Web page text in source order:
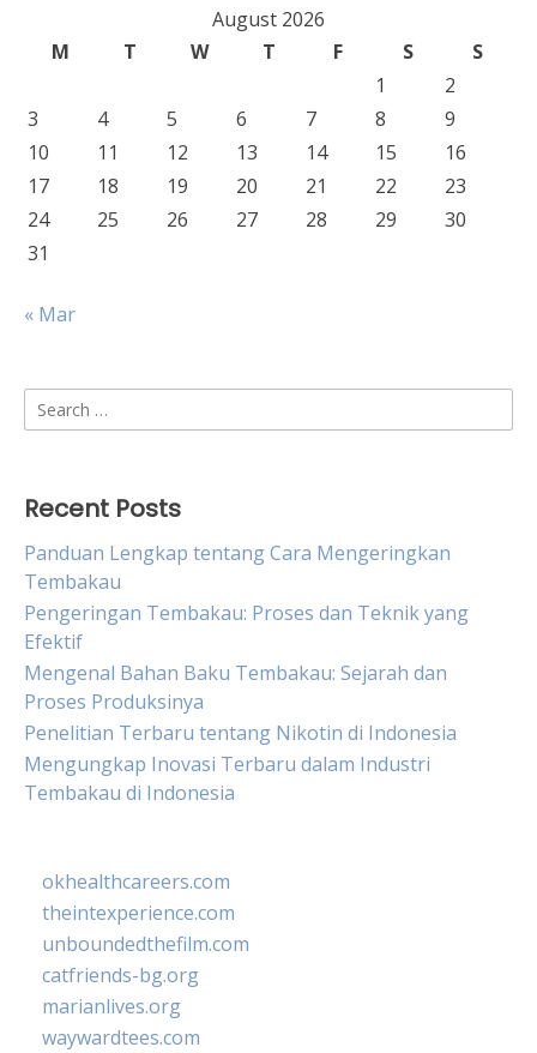
August 2026
M
T W T F S
S
1
2
3
4 5 6 7 8
9
10
11 12 13 14 15
16
17
18 19 20 21 22
23
24
25 26 27 28 29
30
31
« Mar
Search
for:
Recent Posts
Panduan Lengkap tentang Cara Mengeringkan
Tembakau
Pengeringan Tembakau: Proses dan Teknik yang
Efektif
Mengenal Bahan Baku Tembakau: Sejarah dan
Proses Produksinya
Penelitian Terbaru tentang Nikotin di Indonesia
Mengungkap Inovasi Terbaru dalam Industri
Tembakau di Indonesia
okhealthcareers.com
theintexperience.com
unboundedthefilm.com
catfriends-bg.org
marianlives.org
waywardtees.com